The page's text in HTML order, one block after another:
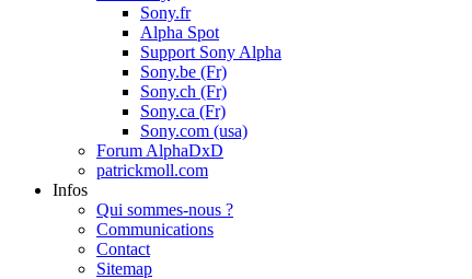
Sony.fr
Alpha Spot
Support Sony Alpha
Sony.be (Fr)
Sony.ch (Fr)
Sony.ca (Fr)
Sony.com (usa)
Forum AlphaDxD
patrickmoll.com
Infos
Qui sommes-nous ?
Communications
Contact
Sitemap